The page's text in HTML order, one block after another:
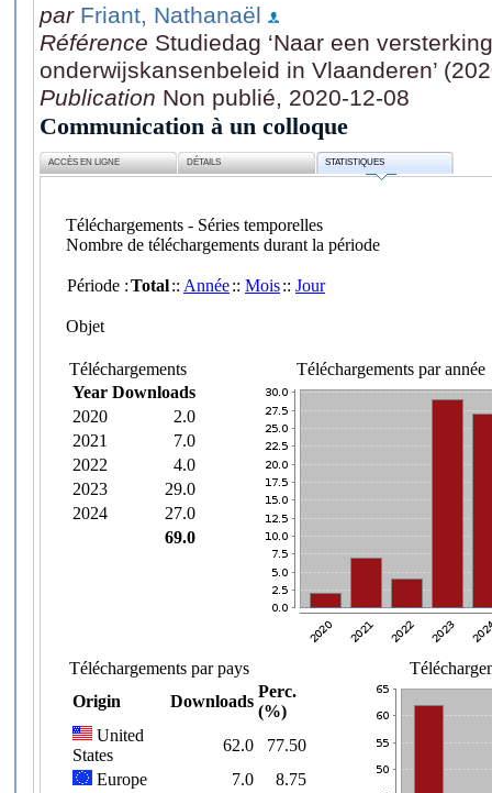
par Friant, Nathanaël
Référence Studiedag ‘Naar een
onderwijskansenbeleid in Vlaanderen’
Publication Non publié, 2020-12-08
Communication à un colloque
ACCÈS EN LIGNE DÉTAILS STATISTIQUES